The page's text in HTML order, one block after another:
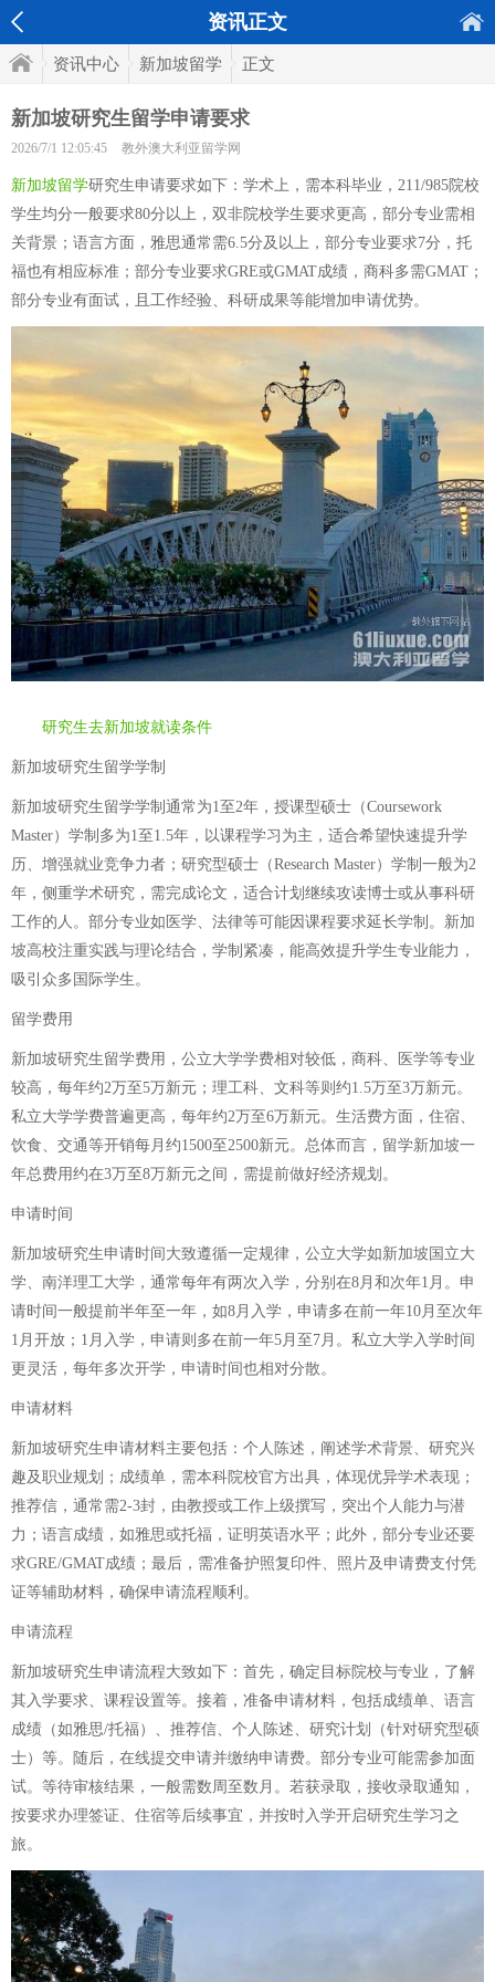
资讯正文
资讯中心 新加坡留学 正文
新加坡研究生留学申请要求
2026/7/1 12:05:45 教外澳大利亚留学网
新加坡留学研究生申请要求如下：学术上，需本科毕业，211/985院校
学生均分一般要求80分以上，双非院校学生要求更高，部分专业需相
关背景；语言方面，雅思通常需6.5分及以上，部分专业要求7分，托
福也有相应标准；部分专业要求GRE或GMAT成绩，商科多需GMAT；
部分专业有面试，且工作经验、科研成果等能增加申请优势。
研究生去新加坡就读条件
新加坡研究生留学学制
新加坡研究生留学学制通常为1至2年，授课型硕士（Coursework
Master）学制多为1至1.5年，以课程学习为主，适合希望快速提升学
历、增强就业竞争力者；研究型硕士（Research Master）学制一般为2
年，侧重学术研究，需完成论文，适合计划继续攻读博士或从事科研
工作的人。部分专业如医学、法律等可能因课程要求延长学制。新加
坡高校注重实践与理论结合，学制紧凑，能高效提升学生专业能力，
吸引众多国际学生。
留学费用
新加坡研究生留学费用，公立大学学费相对较低，商科、医学等专业
较高，每年约2万至5万新元；理工科、文科等则约1.5万至3万新元。
私立大学学费普遍更高，每年约2万至6万新元。生活费方面，住宿、
饮食、交通等开销每月约1500至2500新元。总体而言，留学新加坡一
年总费用约在3万至8万新元之间，需提前做好经济规划。
申请时间
新加坡研究生申请时间大致遵循一定规律，公立大学如新加坡国立大
学、南洋理工大学，通常每年有两次入学，分别在8月和次年1月。申
请时间一般提前半年至一年，如8月入学，申请多在前一年10月至次年
1月开放；1月入学，申请则多在前一年5月至7月。私立大学入学时间
更灵活，每年多次开学，申请时间也相对分散。
申请材料
新加坡研究生申请材料主要包括：个人陈述，阐述学术背景、研究兴
趣及职业规划；成绩单，需本科院校官方出具，体现优异学术表现；
推荐信，通常需2-3封，由教授或工作上级撰写，突出个人能力与潜
力；语言成绩，如雅思或托福，证明英语水平；此外，部分专业还要
求GRE/GMAT成绩；最后，需准备护照复印件、照片及申请费支付凭
证等辅助材料，确保申请流程顺利。
申请流程
新加坡研究生申请流程大致如下：首先，确定目标院校与专业，了解
其入学要求、课程设置等。接着，准备申请材料，包括成绩单、语言
成绩（如雅思/托福）、推荐信、个人陈述、研究计划（针对研究型硕
士）等。随后，在线提交申请并缴纳申请费。部分专业可能需参加面
试。等待审核结果，一般需数周至数月。若获录取，接收录取通知，
按要求办理签证、住宿等后续事宜，并按时入学开启研究生学习之
旅。